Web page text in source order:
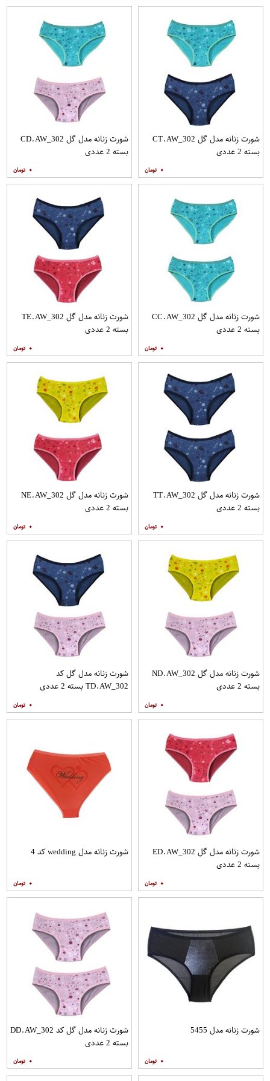
شورت زنانه مدل گل CT.AW_302
بسته 2 عددی
۰
شورت زنانه مدل گل CD.AW_302
بسته 2 عددی
۰
شورت زنانه مدل گل CC.AW_302
بسته 2 عددی
۰
شورت زنانه مدل گل TE.AW_302
بسته 2 عددی
۰
شورت زنانه مدل گل TT.AW_302
بسته 2 عددی
۰
شورت زنانه مدل گل NE.AW_302
بسته 2 عددی
۰
شورت زنانه مدل گل ND.AW_302
بسته 2 عددی
۰
شورت زنانه مدل گل کد
TD.AW_302 بسته 2 عددی
۰
شورت زنانه مدل گل ED.AW_302
بسته 2 عددی
۰
شورت زنانه مدل wedding کد 4
۰
شورت زنانه مدل 5455
۰
شورت زنانه مدل گل کد DD.AW_302
بسته 2 عددی
۰